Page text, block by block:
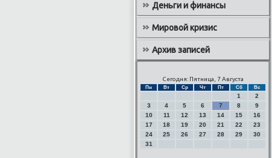
Деньги и финансы
Мировой кризис
Архив записей
Сегодня: Пятница, 7 Августа
Пн Вт Ср Чт Пт Сб Вс
1
2
3
4 5 6 7 8
9
10
11 12 13 14 15
16
17
18 19 20 21 22
23
24
25 26 27 28 29
30
31